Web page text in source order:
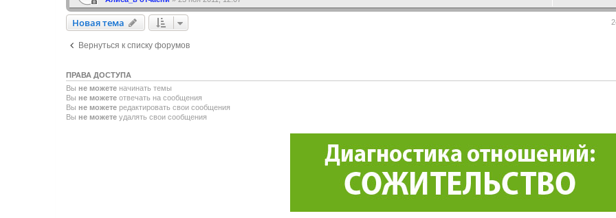
Новая тема
Новаятема
Вернуться к списку форумов
ПРАВА ДОСТУПА
Вы не можете начинать темы
Вы не можете отвечать на сообщения
Вы не можете редактировать свои сообщения
Вы не можете удалять свои сообщения